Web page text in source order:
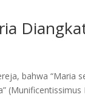
bahwa “Maria